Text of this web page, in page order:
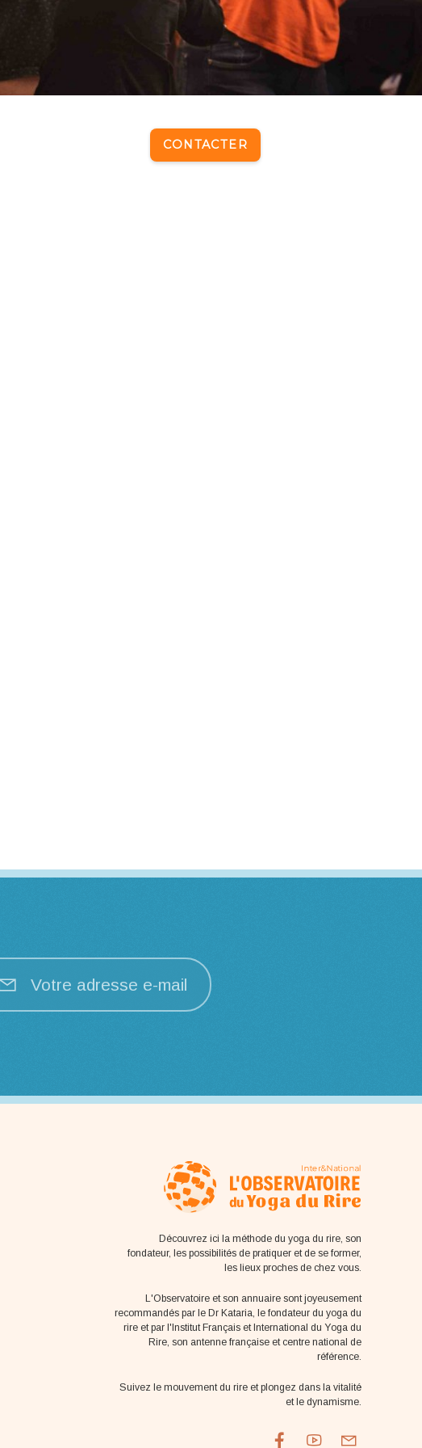
CONTACTER
Votre adresse e-mail
Découvrez ici la méthode du yoga du rire, son
fondateur, les possibilités de pratiquer et de se former,
les lieux proches de chez vous.
L'Observatoire et son annuaire sont joyeusement
recommandés par le Dr Kataria, le fondateur du yoga du
rire et par l'Institut Français et International du Yoga du
Rire, son antenne française et centre national de
référence.
Suivez le mouvement du rire et plongez dans la vitalité
et le dynamisme.